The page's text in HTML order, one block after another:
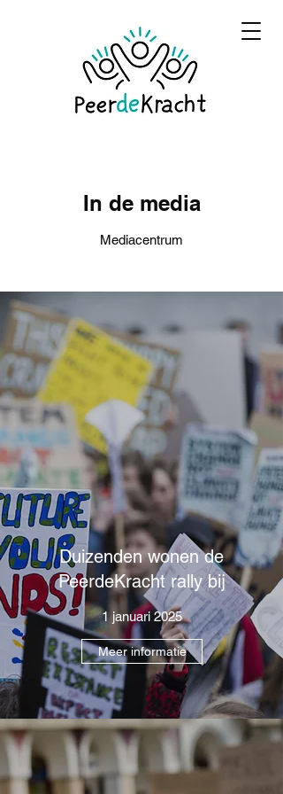
In de media
Mediacentrum
Duizenden wonen de
PeerdeKracht rally bij
1 januari 2025
Meer informatie